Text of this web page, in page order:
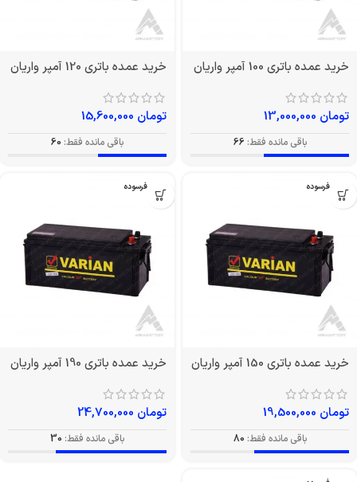
خرید عمده باتری 100 آمپر واریان
تومان
باقی مانده فقط: 66
خرید عمده باتری 120 آمپر واریان
تومان
باقی مانده فقط: 60
بدون فرسوده
خرید عمده باتری 150 آمپر واریان
تومان
باقی مانده فقط: 80
بدون فرسوده
خرید عمده باتری 190 آمپر واریان
تومان
باقی مانده فقط: 30